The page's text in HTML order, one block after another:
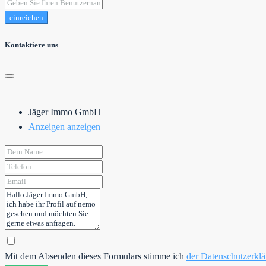
einreichen
Kontaktiere uns
Jäger Immo GmbH
Anzeigen anzeigen
Mit dem Absenden dieses Formulars stimme ich der